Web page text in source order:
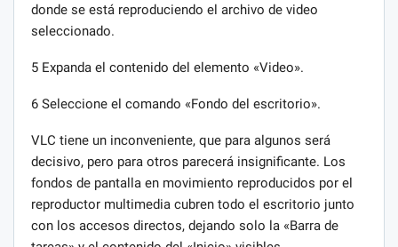
donde se está reproduciendo el archivo de video
seleccionado.
5 Expanda el contenido del elemento «Video».
6 Seleccione el comando «Fondo del escritorio».
VLC tiene un inconveniente, que para algunos será
decisivo, pero para otros parecerá insignificante. Los
fondos de pantalla en movimiento reproducidos por el
reproductor multimedia cubren todo el escritorio junto
con los accesos directos, dejando solo la «Barra de